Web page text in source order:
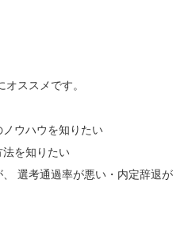
ススメです。
ノウハウを知りたい
法を知りたい
選考通過率が悪い・内定辞退が